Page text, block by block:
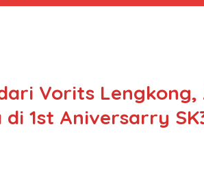
Vorits
1st Aniversarry